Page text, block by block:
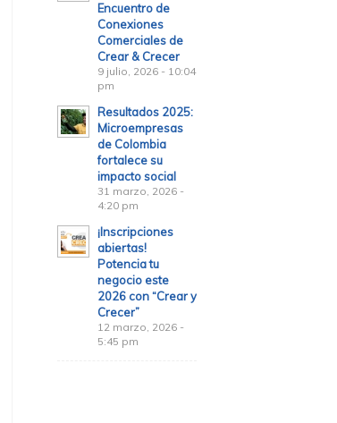
Encuentro de
Conexiones
Comerciales de
Crear & Crecer
9 julio, 2026 - 10:04
pm
Resultados 2025:
Microempresas
de Colombia
fortalece su
impacto social
31 marzo, 2026 -
4:20 pm
¡Inscripciones
abiertas!
Potencia tu
negocio este
2026 con “Crear y
Crecer”
12 marzo, 2026 -
5:45 pm